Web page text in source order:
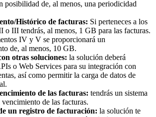
posibilidad de, al menos, una periodicidad
Histórico de facturas: Si perteneces a los
o III tendrás, al menos, 1 GB para las facturas.
IV y V se proporcionará un
de, al menos, 10 GB.
otras soluciones: la solución deberá
o Web Services para su integración con
así como permitir la carga de datos de
de las facturas: tendrás un sistema
de las facturas.
un registro de facturación: la solución te